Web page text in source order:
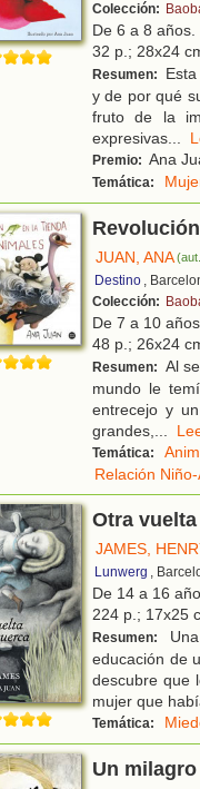
Colección:
De 6 a 8 años.
32 p.; 28x24
Resumen:
y de por qué
fruto de la
expresivas...
Premio: Ana
Temática:
JUAN, ANA
Destino ,
Colección:
De 7 a 10
48 p.; 26x24
Resumen: Al
mundo le
entrecejo y
grandes,...
Temática:
Relación
Otra
JAMES,
Lunwerg ,
De 14 a 16
224 p.; 17x25
Resumen:
educación de
descubre que
mujer que
Temática:
Un